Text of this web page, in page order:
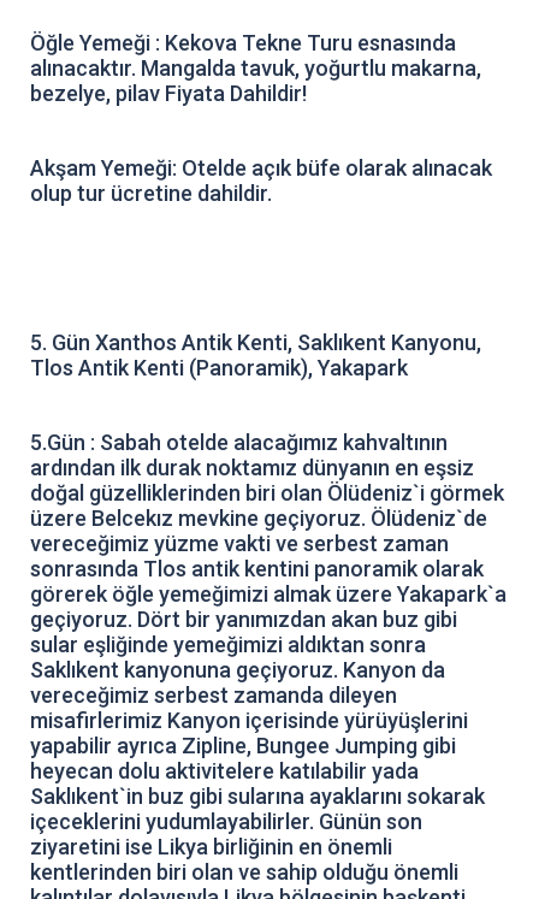
Öğle Yemeği : Kekova Tekne Turu esnasında
alınacaktır. Mangalda tavuk, yoğurtlu makarna,
bezelye, pilav Fiyata Dahildir!
Akşam Yemeği: Otelde açık büfe olarak alınacak
olup tur ücretine dahildir.
5. Gün Xanthos Antik Kenti, Saklıkent Kanyonu,
Tlos Antik Kenti (Panoramik), Yakapark
5.Gün : Sabah otelde alacağımız kahvaltının
ardından ilk durak noktamız dünyanın en eşsiz
doğal güzelliklerinden biri olan Ölüdeniz`i görmek
üzere Belcekız mevkine geçiyoruz. Ölüdeniz`de
vereceğimiz yüzme vakti ve serbest zaman
sonrasında Tlos antik kentini panoramik olarak
görerek öğle yemeğimizi almak üzere Yakapark`a
geçiyoruz. Dört bir yanımızdan akan buz gibi
sular eşliğinde yemeğimizi aldıktan sonra
Saklıkent kanyonuna geçiyoruz. Kanyon da
vereceğimiz serbest zamanda dileyen
misafirlerimiz Kanyon içerisinde yürüyüşlerini
yapabilir ayrıca Zipline, Bungee Jumping gibi
heyecan dolu aktivitelere katılabilir yada
Saklıkent`in buz gibi sularına ayaklarını sokarak
içeceklerini yudumlayabilirler. Günün son
ziyaretini ise Likya birliğinin en önemli
kentlerinden biri olan ve sahip olduğu önemli